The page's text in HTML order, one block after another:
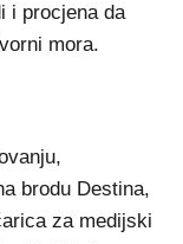
i procjena da
mora.
brodu Destina,
za medijski